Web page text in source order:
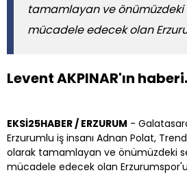
tamamlayan ve önümüzdeki
mücadele edecek olan
Levent AKPINAR'ın
EKSİ25HABER / ERZURUM -
Erzurumlu iş insanı Adnan Polat,
olarak tamamlayan ve önümüzdeki
mücadele edecek olan